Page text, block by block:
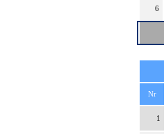
6
Nr
1